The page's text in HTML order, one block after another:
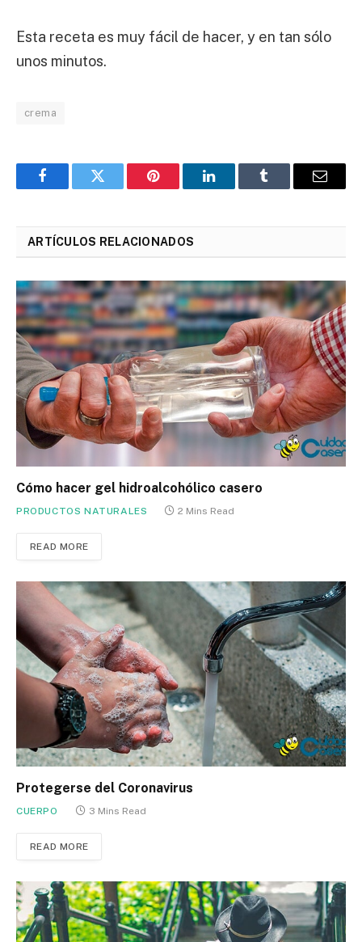
Esta receta es muy fácil de hacer, y en tan sólo
unos minutos.
crema
FacebookTwitter Pinterest LinkedInTumblr Email
ARTÍCULOS RELACIONADOS
Cómo hacer gel hidroalcohólico casero
PRODUCTOS NATURALES 2 Mins Read
READ MORE
Protegerse del Coronavirus
CUERPO 3 Mins Read
READ MORE